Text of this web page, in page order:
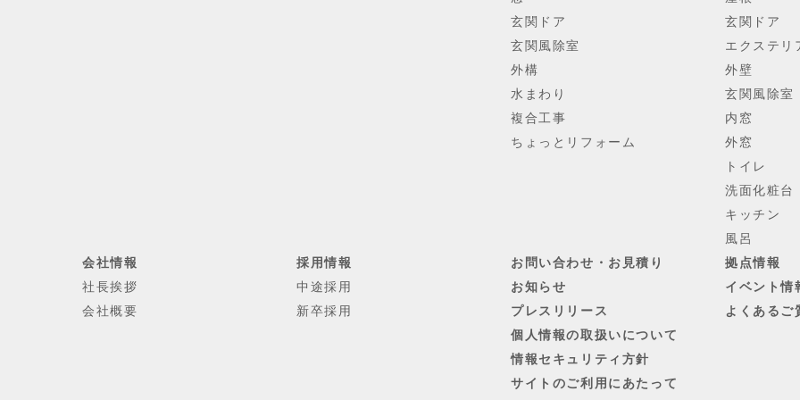
玄関ドア
玄関風除室
外構
水まわり
複合工事
ちょっとリフォーム
玄関ドア
エクステリ
外壁
玄関風除室
内窓
外窓
トイレ
洗面化粧台
キッチン
風呂
会社情報
社長挨拶
会社概要
採用情報
中途採用
新卒採用
お問い合わせ・お見積り
お知らせ
プレスリリース
個人情報の取扱いについて
情報セキュリティ方針
サイトのご利用にあたって
拠点情報
イベント情
よくあるご